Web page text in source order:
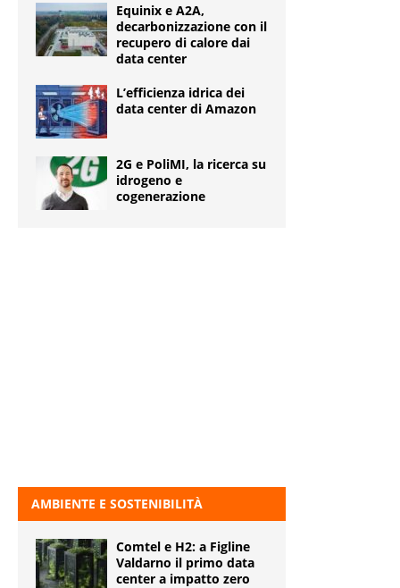
Equinix e A2A,
decarbonizzazione con il
recupero di calore dai
data center
L’efficienza idrica dei
data center di Amazon
2G e PoliMI, la ricerca su
idrogeno e
cogenerazione
AMBIENTE E SOSTENIBILITÀ
Comtel e H2: a Figline
Valdarno il primo data
center a impatto zero